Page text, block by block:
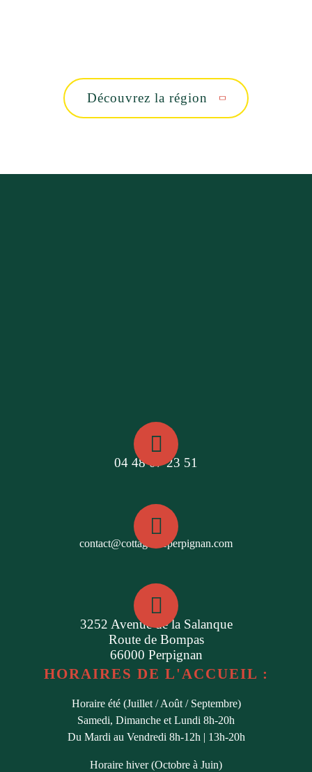
Découvrez la région
04 48 07 23 51
contact@cottagesdeperpignan.com
3252 Avenue de la Salanque
Route de Bompas
66000 Perpignan
HORAIRES DE L'ACCUEIL :
Horaire été (Juillet / Août / Septembre)
Samedi, Dimanche et Lundi 8h-20h
Du Mardi au Vendredi 8h-12h | 13h-20h
Horaire hiver (Octobre à Juin)